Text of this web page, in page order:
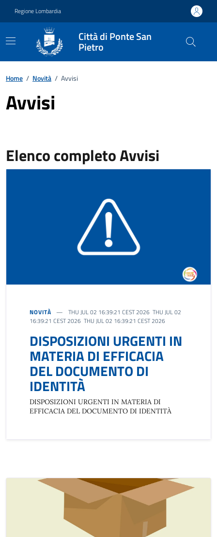
Regione Lombardia
Città di Ponte San
Pietro
Home / Novità / Avvisi
Avvisi
Elenco completo Avvisi
NOVITÀ
THU JUL 02 16:39:21 CEST 2026 THU JUL 02
16:39:21 CEST 2026 THU JUL 02 16:39:21 CEST 2026
DISPOSIZIONI URGENTI IN
MATERIA DI EFFICACIA
DEL DOCUMENTO DI
IDENTITÀ
DISPOSIZIONI URGENTI IN MATERIA DI
EFFICACIA DEL DOCUMENTO DI IDENTITÀ